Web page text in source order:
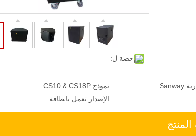
حصة ل:
نموذج:CS10 & CS18P. Sanway
الإصدار:تعمل بالطاقة